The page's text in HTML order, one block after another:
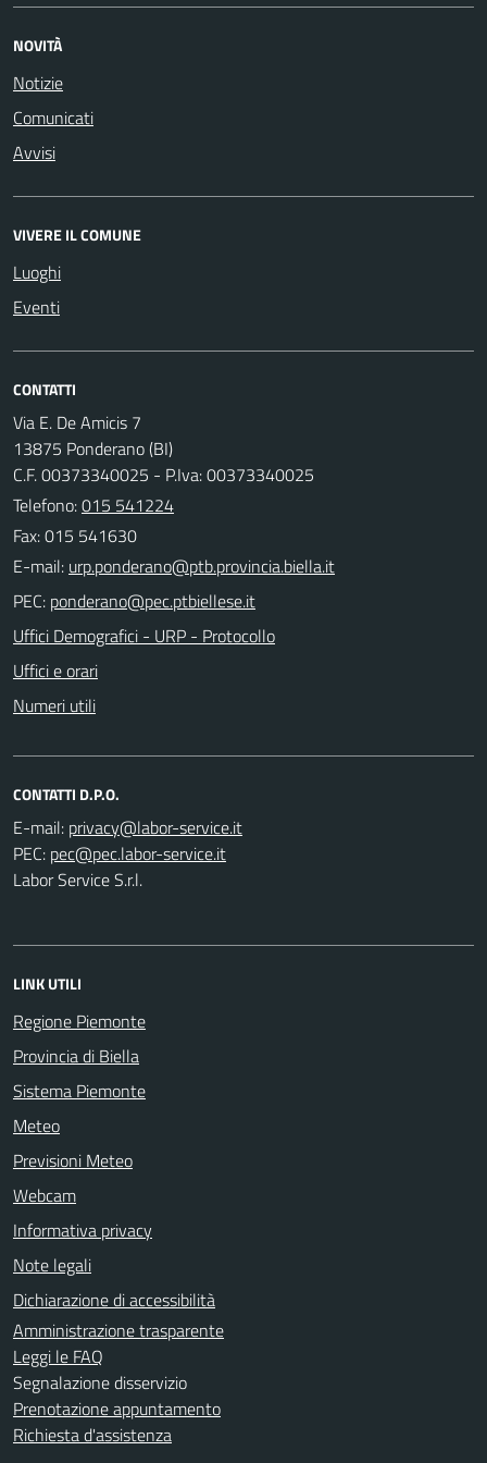
NOVITÀ
Notizie
Comunicati
Avvisi
VIVERE IL COMUNE
Luoghi
Eventi
CONTATTI
Via E. De Amicis 7
13875 Ponderano (BI)
C.F. 00373340025 - P.Iva: 00373340025
Telefono:015 541224
Fax: 015 541630
E-mail:
PEC:
Uffici Demografici - URP - Protocollo
Uffici e orari
Numeri utili
CONTATTI D.P.O.
E-mail:
PEC:
Labor Service S.r.l.
LINK UTILI
Regione Piemonte
Provincia di Biella
Sistema Piemonte
Meteo
Previsioni Meteo
Webcam
Informativa privacy
Note legali
Dichiarazione di accessibilità
Amministrazione trasparente
Leggi le FAQ
Segnalazione disservizio
Prenotazione appuntamento
Richiesta d'assistenza